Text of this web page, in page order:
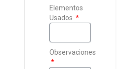
Elementos
Usados
Observaciones